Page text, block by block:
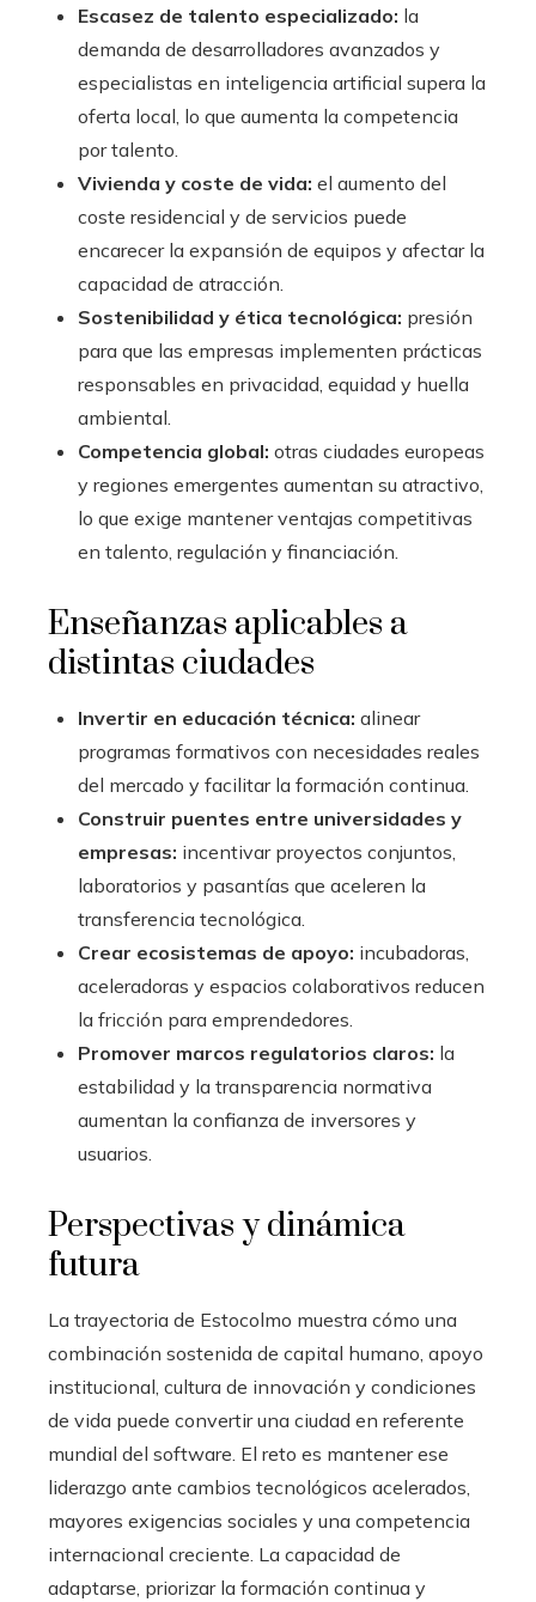
Escasez de talento especializado: la
demanda de desarrolladores avanzados y
especialistas en inteligencia artificial supera la
oferta local, lo que aumenta la competencia
por talento.
Vivienda y coste de vida: el aumento del
coste residencial y de servicios puede
encarecer la expansión de equipos y afectar la
capacidad de atracción.
Sostenibilidad y ética tecnológica: presión
para que las empresas implementen prácticas
responsables en privacidad, equidad y huella
ambiental.
Competencia global: otras ciudades europeas
y regiones emergentes aumentan su atractivo,
lo que exige mantener ventajas competitivas
en talento, regulación y financiación.
Enseñanzas aplicables a
distintas ciudades
Invertir en educación técnica: alinear
programas formativos con necesidades reales
del mercado y facilitar la formación continua.
Construir puentes entre universidades y
empresas: incentivar proyectos conjuntos,
laboratorios y pasantías que aceleren la
transferencia tecnológica.
Crear ecosistemas de apoyo: incubadoras,
aceleradoras y espacios colaborativos reducen
la fricción para emprendedores.
Promover marcos regulatorios claros: la
estabilidad y la transparencia normativa
aumentan la confianza de inversores y
usuarios.
Perspectivas y dinámica
futura
La trayectoria de Estocolmo muestra cómo una
combinación sostenida de capital humano, apoyo
institucional, cultura de innovación y condiciones
de vida puede convertir una ciudad en referente
mundial del software. El reto es mantener ese
liderazgo ante cambios tecnológicos acelerados,
mayores exigencias sociales y una competencia
internacional creciente. La capacidad de
adaptarse, priorizar la formación continua y